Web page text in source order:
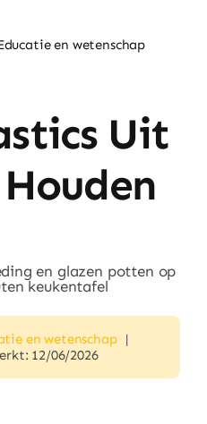
en wetenschap
Uit
en wetenschap |
12/06/2026